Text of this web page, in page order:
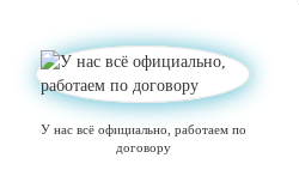
У нас всё официально, работаем по
договору